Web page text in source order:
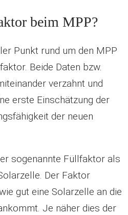
beim MPP?
Punkt rund um den MPP
Beide Daten bzw.
verzahnt und
erste Einschätzung der
der neuen
sogenannte Füllfaktor als
Der Faktor
gut eine Solarzelle an die
Je näher dies der